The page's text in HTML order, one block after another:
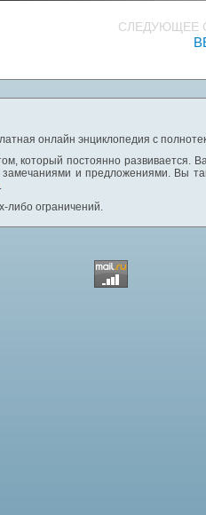
СЛЕДУЮЩЕЕ
онлайн энциклопедия с
который постоянно
и предложениями. Вы
.
либо ограничений.